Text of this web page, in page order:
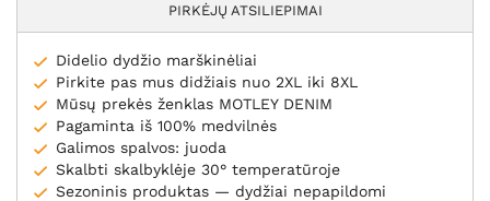
PIRKĖJŲ ATSILIEPIMAI
Didelio dydžio marškinėliai
Pirkite pas mus didžiais nuo 2XL iki 8XL
Mūsų prekės ženklas MOTLEY DENIM
Pagaminta iš 100% medvilnės
Galimos spalvos: juoda
Skalbti skalbyklėje 30° temperatūroje
Sezoninis produktas — dydžiai nepapildomi